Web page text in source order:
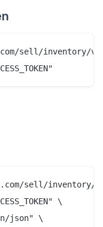
sell/inventory/v1/
sell/
\
json" \